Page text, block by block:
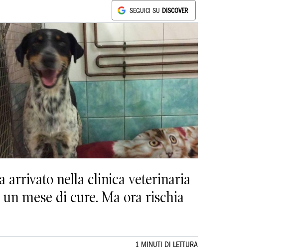
SEGUICI SU DISCOVER
arrivato nella clinica veterinaria
mese di cure. Ma ora rischia
1 MINUTI DI LETTURA